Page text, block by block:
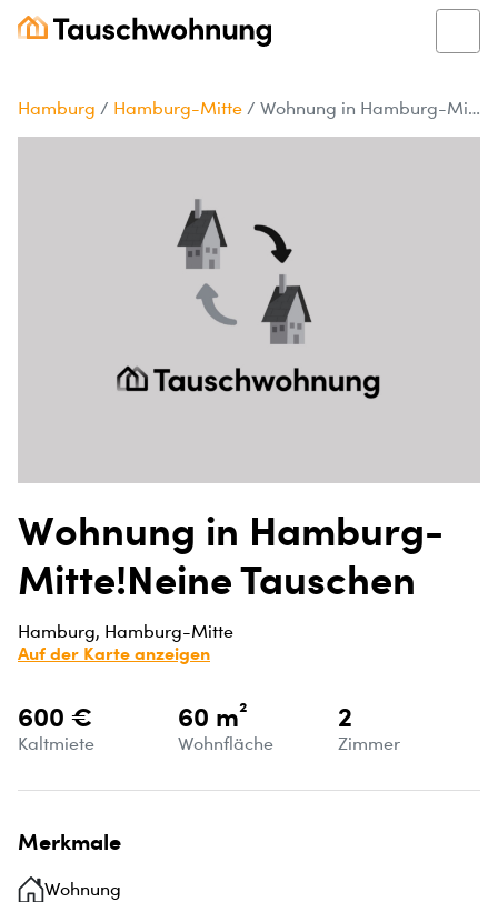
Hamburg / Hamburg-Mitte / Wohnung in Hamburg-Mitte!Neine Tauschen
Wohnung in Hamburg-
Mitte!Neine Tauschen
Hamburg, Hamburg-Mitte
Auf der Karte anzeigen
600 €
Kaltmiete
60 m²
Wohnfläche
2
Zimmer
Merkmale
Wohnung